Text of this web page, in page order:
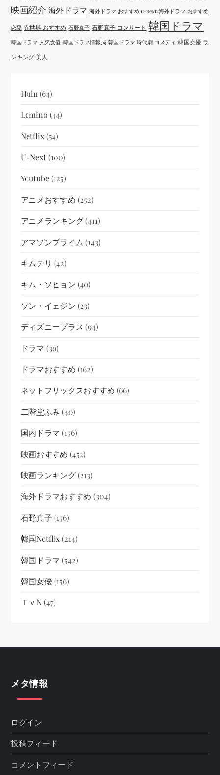
映画紹介 海外ドラマ 海外ドラマ おすすめ u-next 海外ドラマ おすすめ
恋愛 異世界 おすすめ 石野真子 石野真子 コンサート 韓国ドラマ
韓国ドラマ 人気女優 韓国ドラマ情報局 韓国ドラマ 時代劇 コメディ 韓国女優 ラ
ンキング 美人
Hulu (64)
Lemino (44)
Netflix(54)
U-Next(100)
Youtube(125)
アニメおすすめ (252)
アニメランキング(411)
アマゾンプライム (143)
キムテリ (42)
キム・ソヒョン (40)
ソン・イェジン (23)
ディズニープラス (94)
ドラマ (30)
ドラマおすすめ (162)
ネットフリックスおすすめ (66)
二階堂ふみ (40)
国内ドラマ (156)
映画おすすめ (452)
映画ランキング(213)
海外ドラマおすすめ (304)
石野真子 (156)
韓国netflix(214)
韓国ドラマ (542)
韓国女優(156)
ＴｖN(47)
メタ情報
ログイン
投稿フィード
コメントフィード